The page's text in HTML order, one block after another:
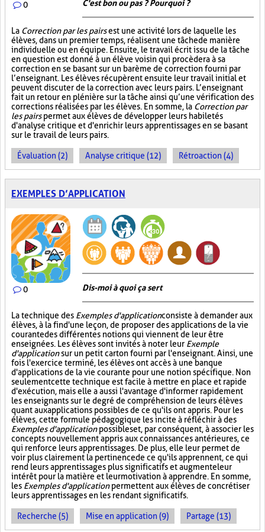
0 C'est bon ou pas ? Pourquoi ?
La Correction par les pairsest une activité lors de laquelle les
élèves, dans un premier temps, réalisent une tâche de manière
individuelle ou en équipe. Ensuite, le travail écrit issu de la tâche
en question est donné à un élève voisin qui procèdera à sa
correction en se basant sur un barème de correction fourni par
l’enseignant. Les élèves récupèrent ensuite leur travail initial et
peuvent discuter de la correction avec leurs pairs. L’enseignant
fait un retour en plénière sur la tâche ainsi qu’une vérification des
corrections réalisées par les élèves. En somme, la Correction par
les pairspermet aux élèves de développer leurs habiletés
d'analyse critique et d'enrichir leurs apprentissages en se basant
sur le travail de leurs pairs.
Évaluation (2) Analyse critique (12) Rétroaction (4)
EXEMPLES D’APPLICATION
0 Dis-moi à quoi ça sert
La technique des Exemples d'applicationconsiste à demander aux
élèves, à la fin d'une leçon, de proposer des applications de la vie
courante des différentes notions qui viennent de leur être
enseignées. Les élèves sont invités à noter leur Exemple
d'applicationsur un petit carton fourni par l'enseignant. Ainsi, une
fois l'exercice terminé, les élèves ont accès à une banque
d'applications de la vie courante pour une notion spécifique. Non
seulement cette technique est facile à mettre en place et rapide
d'exécution, mais elle a aussi l'avantage d'informer rapidement
les enseignants sur le degré de compréhension de leurs élèves
quant aux applications possibles de ce qu'ils ont appris. Pour les
élèves, cette formule pédagogique les incite à réfléchir à des
Exemples d'applicationpossibles et, par conséquent, à associer les
concepts nouvellement appris aux connaissances antérieures, ce
qui renforce leurs apprentissages. De plus, elle leur permet de
voir plus clairement la pertinence de ce qu'ils apprennent, ce qui
rend leurs apprentissages plus significatifs et augmente leur
intérêt pour la matière et leur motivation à apprendre. En somme,
les Exemples d'applicationpermettent aux élèves de concrétiser
leurs apprentissages en les rendant significatifs.
Recherche (5) Mise en application (9) Partage (13)